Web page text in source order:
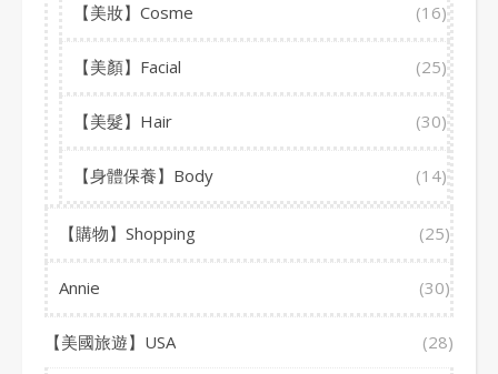
【美妝】Cosme (16)
【美顏】Facial (25)
【美髮】Hair (30)
【身體保養】Body (14)
【購物】Shopping (25)
Annie (30)
【美國旅遊】USA (28)